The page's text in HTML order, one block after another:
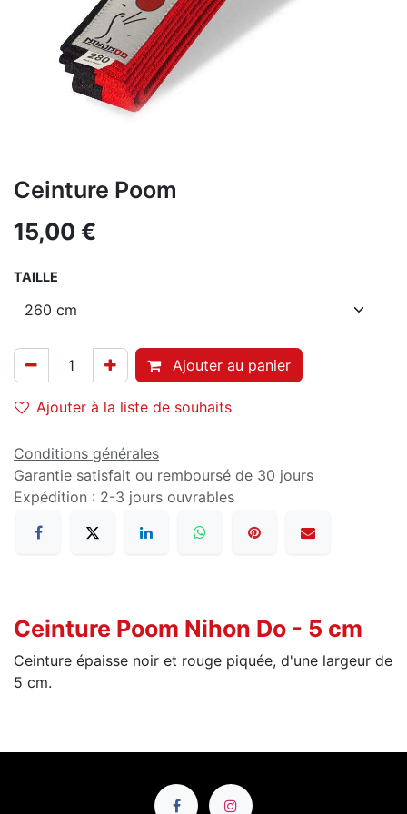
Ceinture Poom
15,00 €
TAILLE
Ajouter au panier
Ajouter à la liste de souhaits
Conditions générales
Garantie satisfait ou remboursé de 30 jours
Expédition : 2-3 jours ouvrables
Ceinture Poom Nihon Do - 5 cm
Ceinture épaisse noir et rouge piquée, d'une largeur de
5 cm.